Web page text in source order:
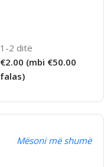
1-2 ditë
€2.00 (mbi €50.00
falas)
Mësoni më shumë